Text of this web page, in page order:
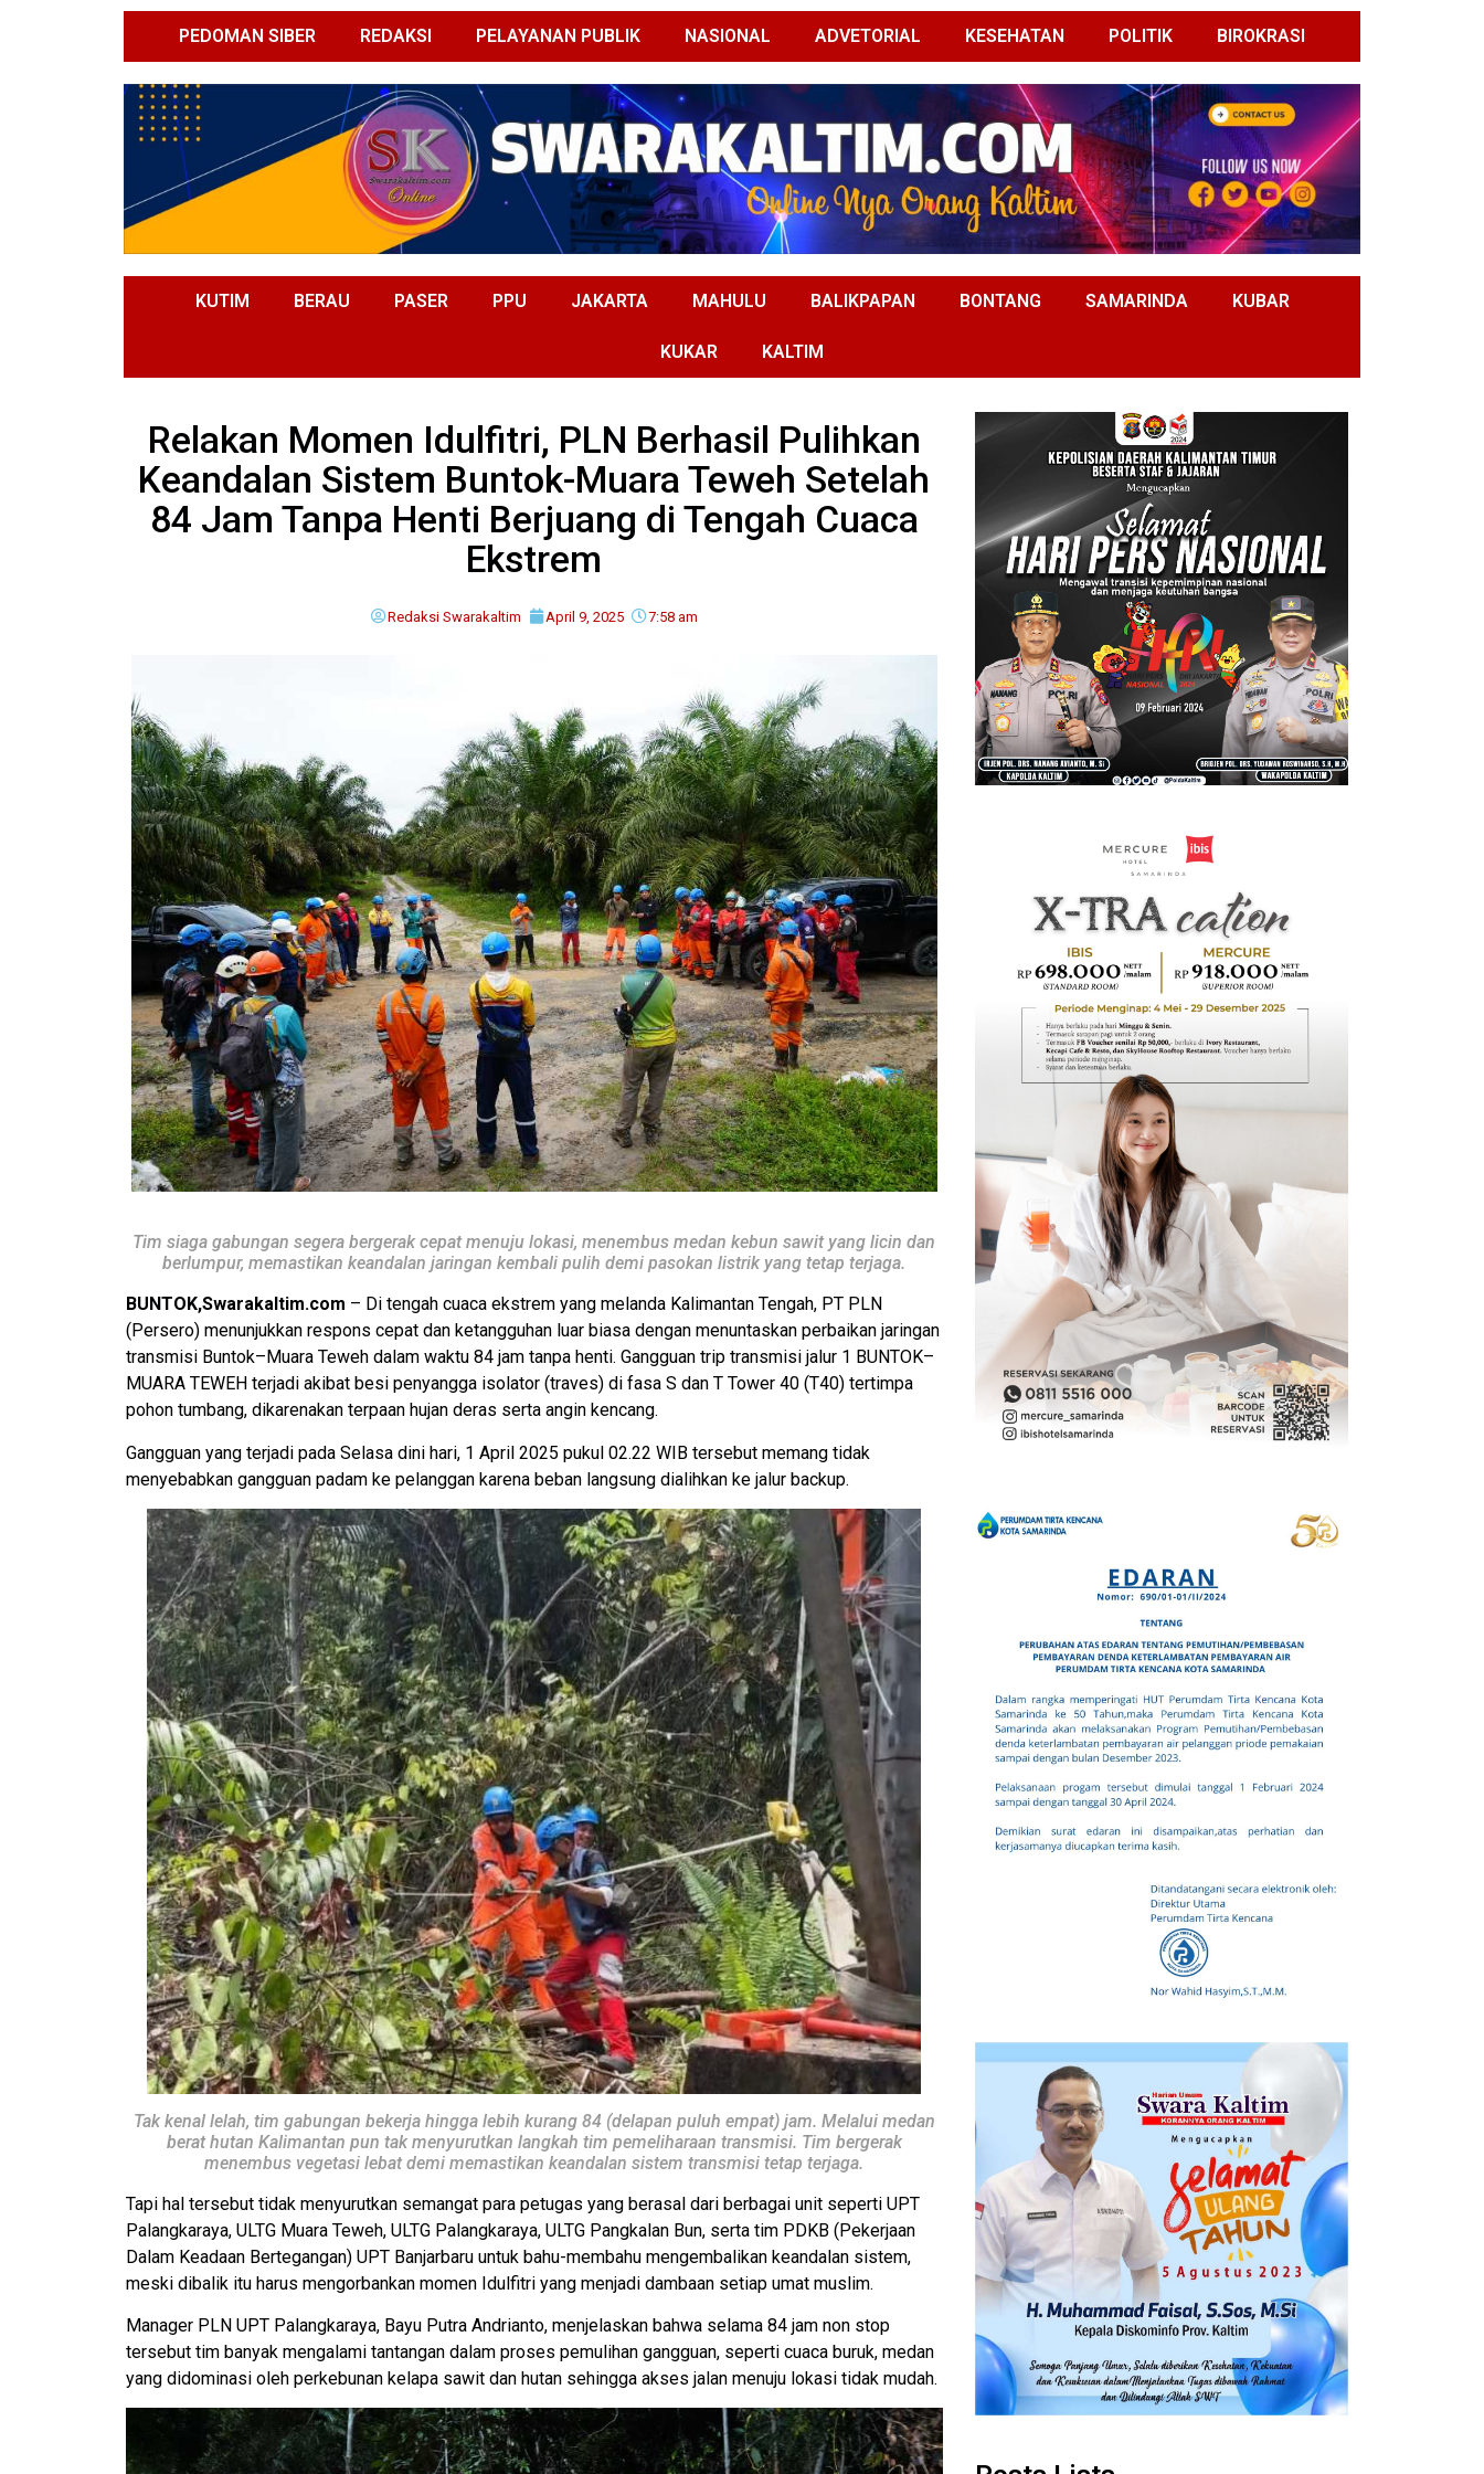
PEDOMAN SIBER REDAKSI PELAYANAN PUBLIK NASIONAL ADVETORIAL KESEHATAN POLITIK BIROKRASI
KUTIM BERAU PASER PPU JAKARTA MAHULU BALIKPAPAN BONTANG SAMARINDA KUBAR
KUKAR KALTIM
Relakan Momen Idulfitri, PLN Berhasil Pulihkan
Keandalan Sistem Buntok-Muara Teweh Setelah
84 Jam Tanpa Henti Berjuang di Tengah Cuaca
Ekstrem
Redaksi Swarakaltim April 9, 2025 7:58 am
Tim siaga gabungan segera bergerak cepat menuju lokasi, menembus medan kebun sawit yang licin dan
berlumpur, memastikan keandalan jaringan kembali pulih demi pasokan listrik yang tetap terjaga.
BUNTOK,Swarakaltim.com – Di tengah cuaca ekstrem yang melanda Kalimantan Tengah, PT PLN
(Persero) menunjukkan respons cepat dan ketangguhan luar biasa dengan menuntaskan perbaikan jaringan
transmisi Buntok–Muara Teweh dalam waktu 84 jam tanpa henti. Gangguan trip transmisi jalur 1 BUNTOK–
MUARA TEWEH terjadi akibat besi penyangga isolator (traves) di fasa S dan T Tower 40 (T40) tertimpa
pohon tumbang, dikarenakan terpaan hujan deras serta angin kencang.
Gangguan yang terjadi pada Selasa dini hari, 1 April 2025 pukul 02.22 WIB tersebut memang tidak
menyebabkan gangguan padam ke pelanggan karena beban langsung dialihkan ke jalur backup.
Tak kenal lelah, tim gabungan bekerja hingga lebih kurang 84 (delapan puluh empat) jam. Melalui medan
berat hutan Kalimantan pun tak menyurutkan langkah tim pemeliharaan transmisi. Tim bergerak
menembus vegetasi lebat demi memastikan keandalan sistem transmisi tetap terjaga.
Tapi hal tersebut tidak menyurutkan semangat para petugas yang berasal dari berbagai unit seperti UPT
Palangkaraya, ULTG Muara Teweh, ULTG Palangkaraya, ULTG Pangkalan Bun, serta tim PDKB (Pekerjaan
Dalam Keadaan Bertegangan) UPT Banjarbaru untuk bahu-membahu mengembalikan keandalan sistem,
meski dibalik itu harus mengorbankan momen Idulfitri yang menjadi dambaan setiap umat muslim.
Manager PLN UPT Palangkaraya, Bayu Putra Andrianto, menjelaskan bahwa selama 84 jam non stop
tersebut tim banyak mengalami tantangan dalam proses pemulihan gangguan, seperti cuaca buruk, medan
yang didominasi oleh perkebunan kelapa sawit dan hutan sehingga akses jalan menuju lokasi tidak mudah.